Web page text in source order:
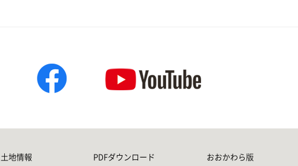
土地情報
PDFダウンロード
おおかわら版